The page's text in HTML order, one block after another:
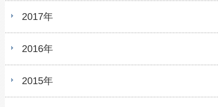
2017年
2016年
2015年